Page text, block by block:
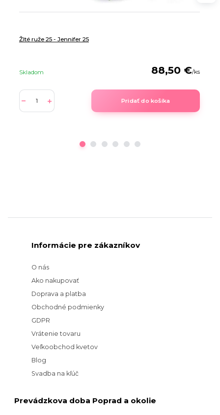
Žlté ruže 25 - Jennifer 25
88,50 €/ks
Skladom
Pridať do košíka
Informácie pre zákazníkov
O nás
Ako nakupovať
Doprava a platba
Obchodné podmienky
GDPR
Vrátenie tovaru
Veľkoobchod kvetov
Blog
Svadba na kľúč
Prevádzkova doba Poprad a okolie